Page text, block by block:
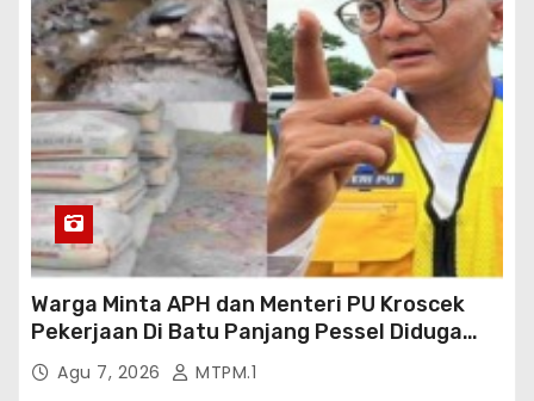
Warga Minta APH dan Menteri PU Kroscek
Pekerjaan Di Batu Panjang Pessel Diduga
Banyak Cacat Mutu Dan Kurang Volume
Satuan Pekerjaan Dan Bisa Bisanya
Agu 7, 2026 MTPM.1